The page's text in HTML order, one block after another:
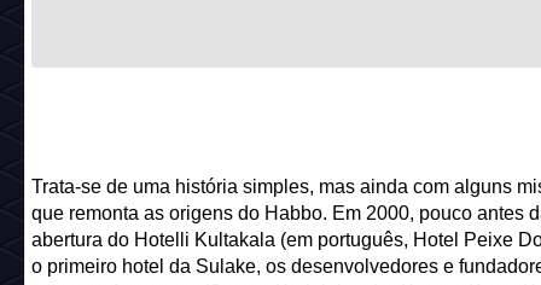
Trata-se de uma história simples, mas ainda com alguns
que remonta as origens do Habbo. Em 2000, pouco antes
abertura do Hotelli Kultakala (em português, Hotel Peixe
o primeiro hotel da Sulake, os desenvolvedores e